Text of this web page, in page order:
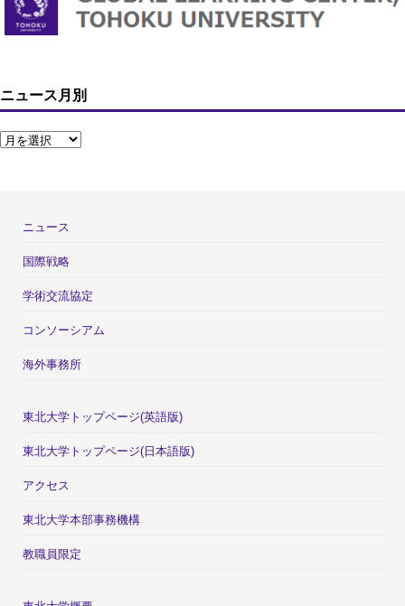
ニュース月別
ニュース
国際戦略
学術交流協定
コンソーシアム
海外事務所
東北大学トップページ(英語版)
東北大学トップページ(日本語版)
アクセス
東北大学本部事務機構
教職員限定